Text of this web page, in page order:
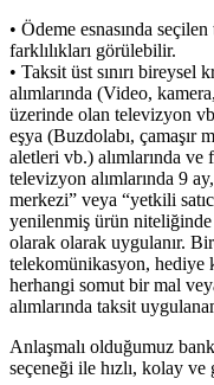
• Ödeme esnasında
farklılıkları görülebilir.
• Taksit üst sınırı bireysel
alımlarında (Video,
üzerinde olan televizyon
eşya (Buzdolabı, çamaşır
aletleri vb.) alımlarında ve
televizyon alımlarında 9
merkezi” veya “yetkili
yenilenmiş ürün niteliğinde
olarak olarak uygulanır.
telekomünikasyon, hediye
herhangi somut bir mal
alımlarında taksit
Anlaşmalı olduğumuz
seçeneği ile hızlı, kolay